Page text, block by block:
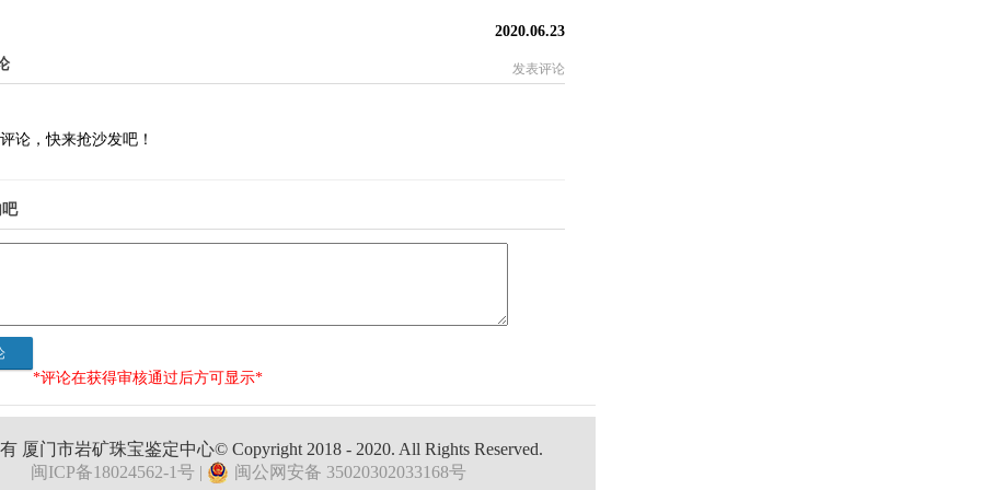
2020.06.23
发表评论
论，快来抢沙发吧！
*评论在获得审核通过后方可显示*
厦门市岩矿珠宝鉴定中心© Copyright 2018 - 2020. All Rights Reserved.
闽ICP备18024562-1号 |
闽公网安备 35020302033168号